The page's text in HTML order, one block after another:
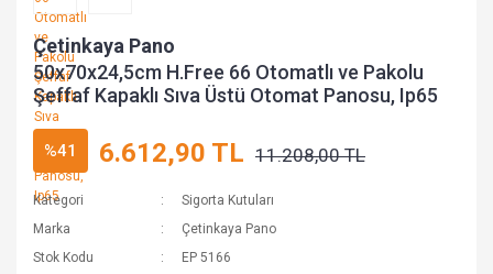
Çetinkaya Pano
50x70x24,5cm H.Free 66 Otomatlı ve Pakolu
Şeffaf Kapaklı Sıva Üstü Otomat Panosu, Ip65
%41 6.612,90 TL 11.208,00 TL
Kategori
Sigorta Kutuları
Marka
Çetinkaya Pano
Stok Kodu
EP 5166